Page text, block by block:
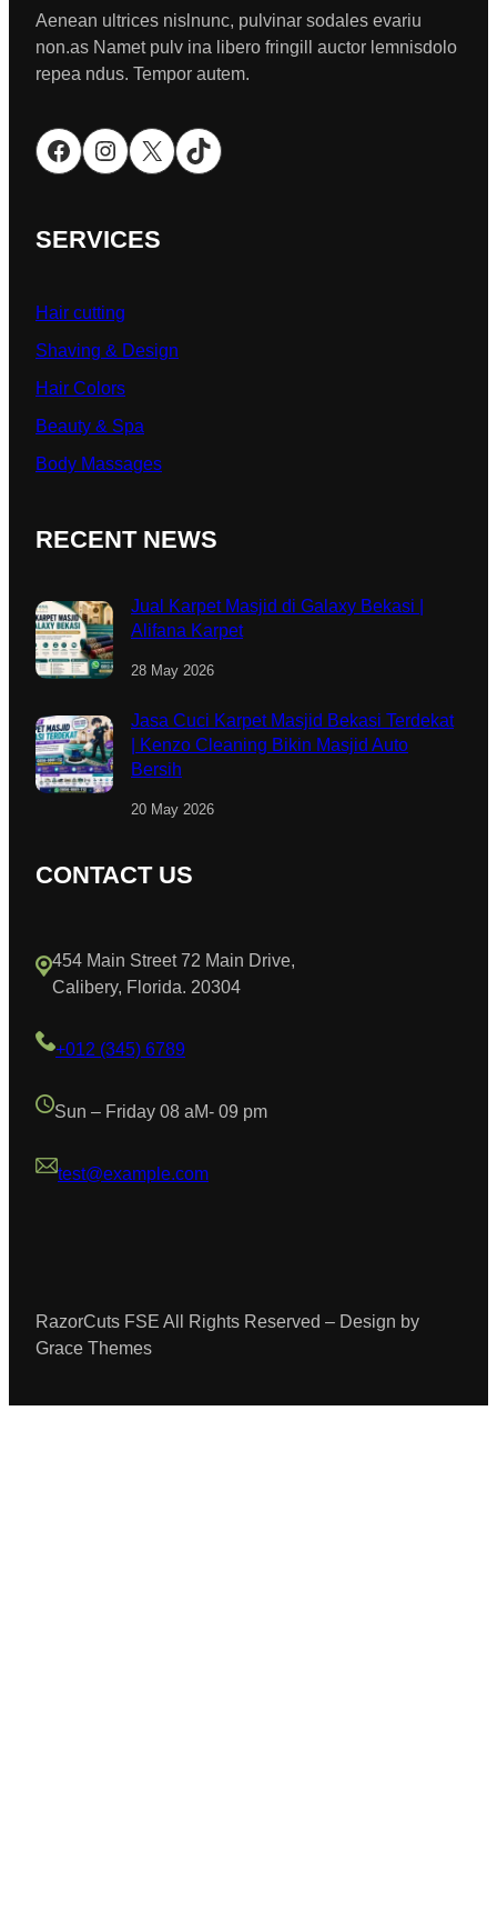
Aenean ultrices nislnunc, pulvinar sodales evariu
non.as Namet pulv ina libero fringill auctor lemnisdolo
repea ndus. Tempor autem.
Facebook Instagram X TikTok
SERVICES
Hair cutting
Shaving & Design
Hair Colors
Beauty & Spa
Body Massages
RECENT NEWS
Jual Karpet Masjid di Galaxy Bekasi |
Alifana Karpet
28 May 2026
Jasa Cuci Karpet Masjid Bekasi Terdekat
| Kenzo Cleaning Bikin Masjid Auto
Bersih
20 May 2026
CONTACT US
454 Main Street 72 Main Drive,
Calibery, Florida. 20304
+012 (345) 6789
Sun – Friday 08 aM- 09 pm
test@example.com
RazorCuts FSE All Rights Reserved – Design by
Grace Themes